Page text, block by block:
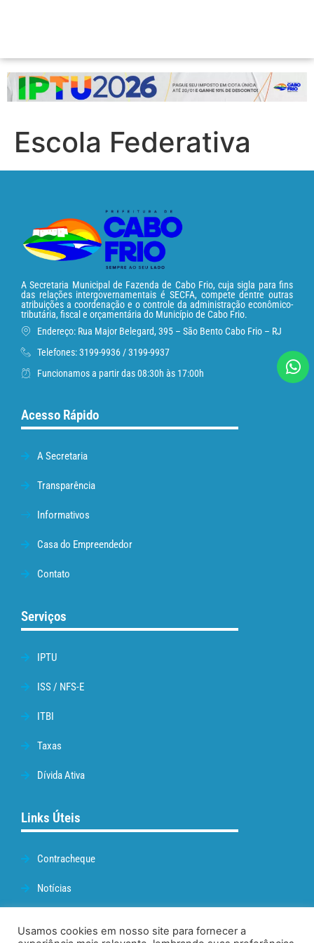
Escola Federativa
A Secretaria Municipal de Fazenda de Cabo Frio, cuja sigla para fins
das relações intergovernamentais é SECFA, compete dentre outras
atribuições a coordenação e o controle da administração econômico-
tributária, fiscal e orçamentária do Município de Cabo Frio.
Endereço: Rua Major Belegard, 395 – São Bento Cabo Frio – RJ
Telefones: 3199-9936 / 3199-9937
Funcionamos a partir das 08:30h às 17:00h
Acesso Rápido
A Secretaria
Transparência
Informativos
Casa do Empreendedor
Contato
Serviços
IPTU
ISS / NFS-E
ITBI
Taxas
Dívida Ativa
Links Úteis
Contracheque
Notícias
Usamos cookies em nosso site para fornecer a